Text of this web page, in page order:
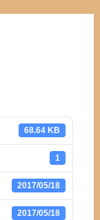
68.64 KB
1
2017/05/18
2017/05/18